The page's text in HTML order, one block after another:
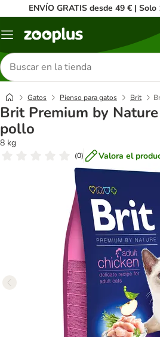
ENVÍO GRATIS desde 49 € |
Menú
Buscar
productos
Gatos Pienso para gatos Brit
Brit Premium by
pollo
8 kg
(0) Valora el